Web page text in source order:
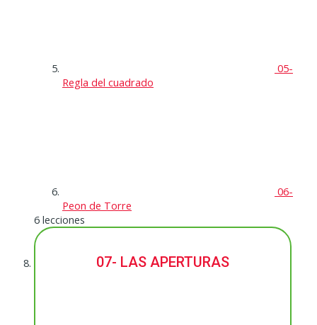
05-
Regla del cuadrado
06-
Peon de Torre
6 lecciones
07- LAS APERTURAS